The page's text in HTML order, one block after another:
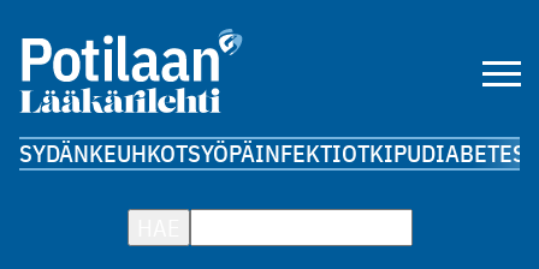
SYDÄNKEUHKOTSYÖPÄINFEKTIOTKIPUDIABETES